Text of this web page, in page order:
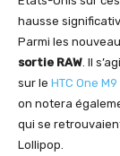
hausse
Parmi les
sortie RAW . Il
sur le HTC One M9
on notera
qui se
Lollipop.